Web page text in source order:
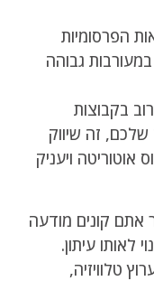
הפרסומיות
גבוהה
בקבוצות
זה שיווק
אוטוריטה ויעניק
אתם קונים מודעה
לאותו עיתון.
טלוויזיה,